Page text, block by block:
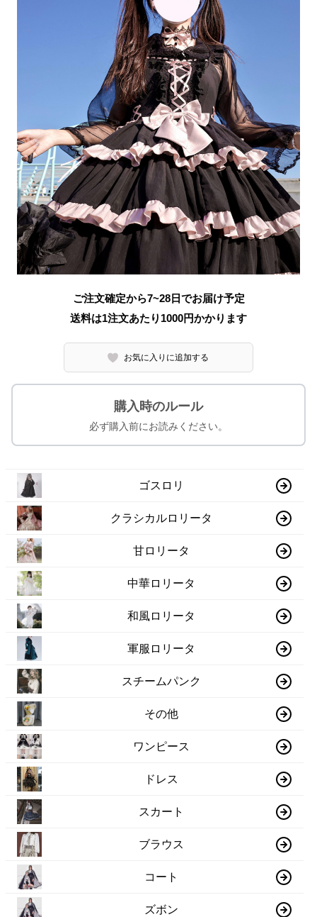
ご注文確定から7~28日でお届け予定
送料は1注文あたり 1000円かかります
お気に入りに追加する
購入時のルール
必ず購入前にお読みください。
ゴスロリ
クラシカルロリータ
甘ロリータ
中華ロリータ
和風ロリータ
軍服ロリータ
スチームパンク
その他
ワンピース
ドレス
スカート
ブラウス
コート
ズボン